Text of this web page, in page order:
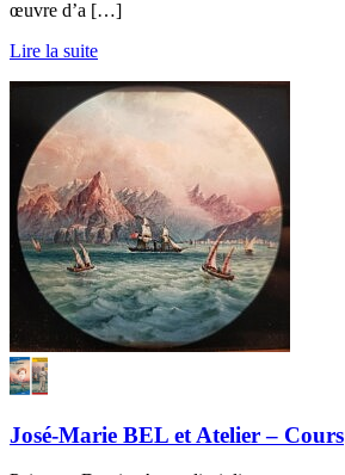
œuvre d’a […]
Lire la suite
José-Marie BEL et Atelier – Cours